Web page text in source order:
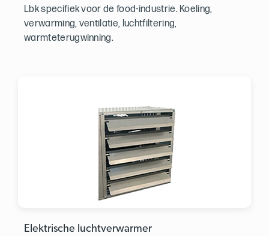
Lbk specifiek voor de food-industrie. Koeling,
verwarming, ventilatie, luchtfiltering,
warmteterugwinning.
Elektrische luchtverwarmer